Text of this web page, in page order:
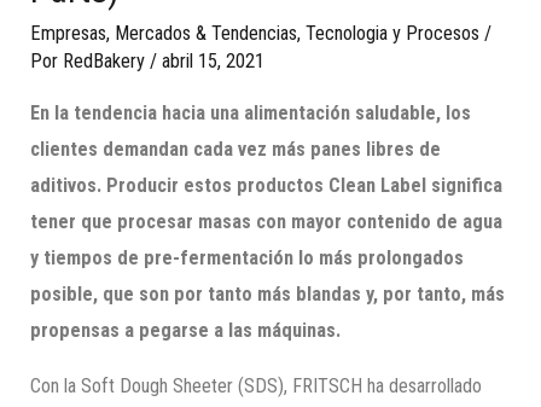
Empresas, Mercados & Tendencias,Tecnologia y Procesos /
Por RedBakery /abril 15, 2021
En la tendencia hacia una alimentación saludable, los
clientes demandan cada vez más panes libres de
aditivos. Producir estos productos Clean Label significa
tener que procesar masas con mayor contenido de agua
y tiempos de pre-fermentación lo más prolongados
posible, que son por tanto más blandas y, por tanto, más
propensas a pegarse a las máquinas.
Con la Soft Dough Sheeter (SDS), FRITSCH ha desarrollado